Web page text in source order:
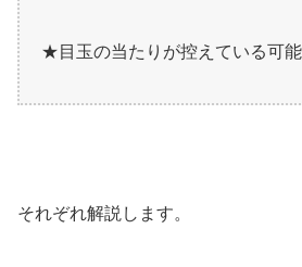
★目玉の当たりが控えている可
それぞれ解説します。